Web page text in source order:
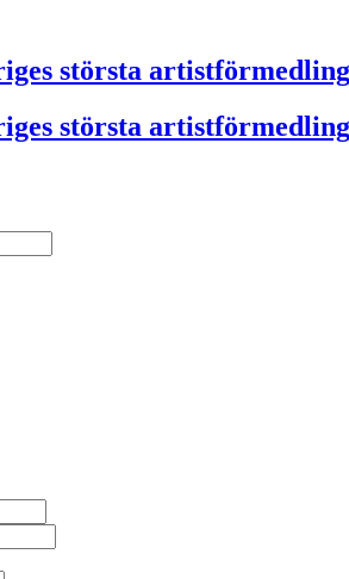
största
största